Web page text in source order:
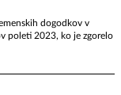
dogodkov v
poleti 2023, ko je zgorelo